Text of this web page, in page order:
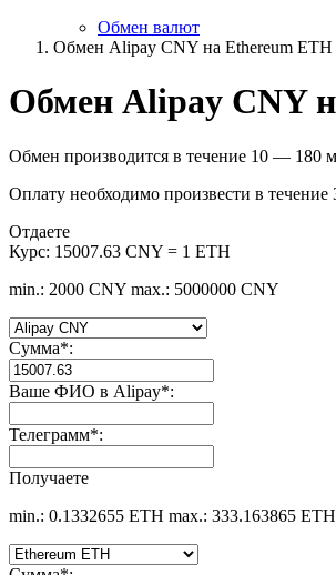
Обмен валют
Обмен Alipay CNY на Ethereum ETH
Обмен Alipay CNY
Обмен производится в течение 10 — 180
Оплату необходимо произвести в течение
Отдаете
Курс: 15007.63 CNY = 1 ETH
min.: 2000 CNY max.: 5000000 CNY
Сумма*:
Ваше ФИО в Alipay*:
Телеграмм*:
Получаете
min.: 0.1332655 ETH max.: 333.163865 ETH